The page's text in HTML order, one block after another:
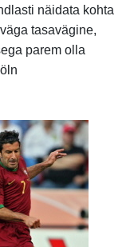
näidata kohta
tasavägine,
parem olla